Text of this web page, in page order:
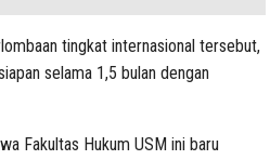
tingkat internasional tersebut,
selama 1,5 bulan dengan
Fakultas Hukum USM ini baru